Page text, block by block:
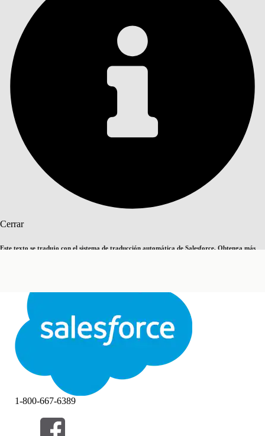
Cerrar
Este texto se tradujo con el sistema de traducción automática de Salesforce. Obtenga más
Cerrar Cerrar
Índice de materias
ÍNDICE DE MATERIAS
Buscar
Filtros (0)
1-800-667-6389